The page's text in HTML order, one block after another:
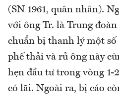
(SN 1961, quân nhân).
với ông Tr. là Trung
chuẩn bị thanh lý một
phế thải và rủ ông này
hẹn đầu tư trong vòng 1-
có lãi. Ngoài ra, bị cáo